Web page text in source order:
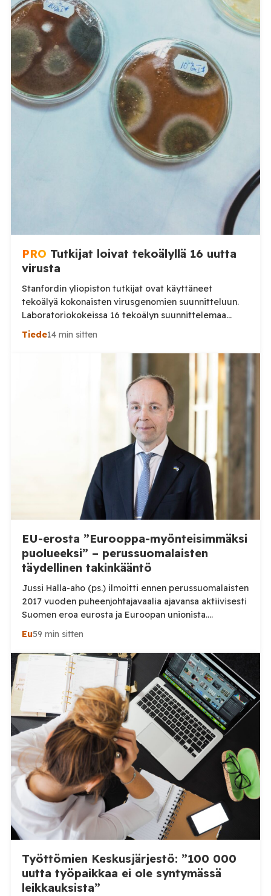
PRO Tutkijat loivat tekoälyllä 16 uutta
virusta
Stanfordin yliopiston tutkijat ovat käyttäneet
tekoälyä kokonaisten virusgenomien suunnitteluun.
Laboratoriokokeissa 16 tekoälyn suunnittelemaa
virusta osoittautui toimintakykyisiksi.
onnistuneet käyttämään generatiivista tekoälyä
kokonaisten toimivien virusgenomien suunnitteluun,
kertoo Peoples Gazette. Stanfordin yliopiston
johtamassa tutkimuksessa tekoälymallit Evo1 ja Evo2
tuottivat tuhansia mahdollisia virusgenomeja. Tutkijat
valitsivat niistä lähes 300 laboratoriotesteihin, ja
lopulta 16 bakteriofagia osoittautui […]
Tiede14 min sitten
EU-erosta ”Eurooppa-myönteisimmäksi
puolueeksi” – perussuomalaisten
täydellinen takinkääntö
Jussi Halla-aho (ps.) ilmoitti ennen perussuomalaisten
2017 vuoden puheenjohtajavaalia ajavansa aktiivisesti
Suomen eroa eurosta ja Euroopan unionista.
Puheenjohtajaksi valintansa jälkeen hän kuvasi EU-
myöhemmät ohjelmat osoittavat, ettei muutos ollut
aivan suoraviivainen. Jussi Halla-ahon ja
perussuomalaisten suhtautuminen Suomen EU-
jäsenyyteen on muuttunut vuosien aikana. Erityisen
jyrkkä ero löytyy Halla-ahon ennen vuoden 2017
puheenjohtajavaalia antaman […]
Eu59 min sitten
Työttömien Keskusjärjestö: ”100 000
uutta työpaikkaa ei ole syntymässä
leikkauksista”